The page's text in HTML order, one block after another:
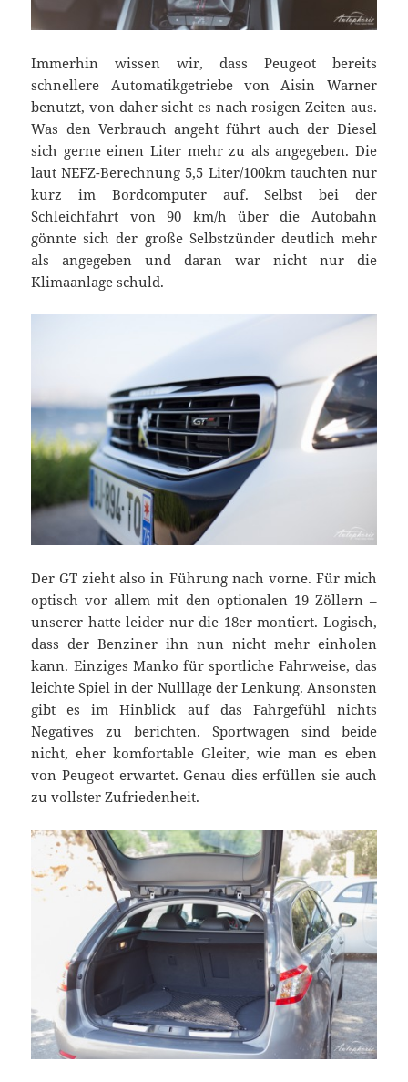
Immerhin wissen wir, dass Peugeot bereits
schnellere Automatikgetriebe von Aisin Warner
benutzt, von daher sieht es nach rosigen Zeiten aus.
Was den Verbrauch angeht führt auch der Diesel
sich gerne einen Liter mehr zu als angegeben. Die
laut NEFZ-Berechnung 5,5 Liter/100km tauchten nur
kurz im Bordcomputer auf. Selbst bei der
Schleichfahrt von 90 km/h über die Autobahn
gönnte sich der große Selbstzünder deutlich mehr
als angegeben und daran war nicht nur die
Klimaanlage schuld.
Der GT zieht also in Führung nach vorne. Für mich
optisch vor allem mit den optionalen 19 Zöllern –
unserer hatte leider nur die 18er montiert. Logisch,
dass der Benziner ihn nun nicht mehr einholen
kann. Einziges Manko für sportliche Fahrweise, das
leichte Spiel in der Nulllage der Lenkung. Ansonsten
gibt es im Hinblick auf das Fahrgefühl nichts
Negatives zu berichten. Sportwagen sind beide
nicht, eher komfortable Gleiter, wie man es eben
von Peugeot erwartet. Genau dies erfüllen sie auch
zu vollster Zufriedenheit.